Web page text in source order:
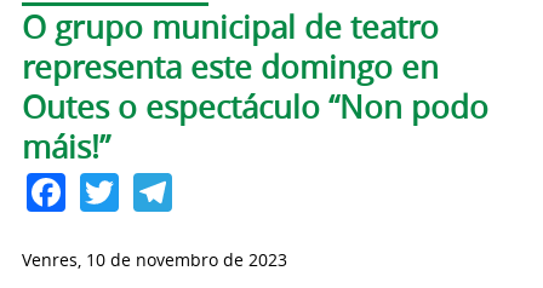
Pestanas principais
O grupo municipal de teatro
representa este domingo en
Outes o espectáculo “Non podo
máis!”
Facebook
TwitterTelegram
Venres, 10 de novembro de 2023